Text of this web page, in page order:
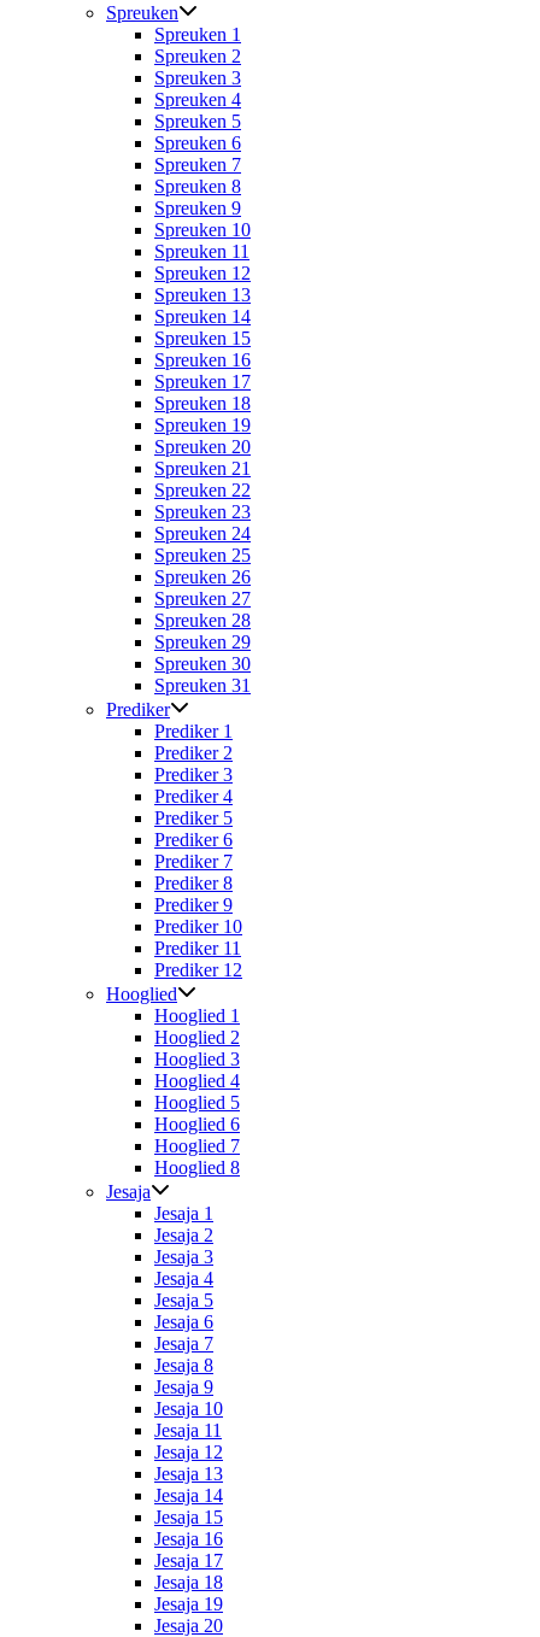
Spreuken
Spreuken 1
Spreuken 2
Spreuken 3
Spreuken 4
Spreuken 5
Spreuken 6
Spreuken 7
Spreuken 8
Spreuken 9
Spreuken 10
Spreuken 11
Spreuken 12
Spreuken 13
Spreuken 14
Spreuken 15
Spreuken 16
Spreuken 17
Spreuken 18
Spreuken 19
Spreuken 20
Spreuken 21
Spreuken 22
Spreuken 23
Spreuken 24
Spreuken 25
Spreuken 26
Spreuken 27
Spreuken 28
Spreuken 29
Spreuken 30
Spreuken 31
Prediker
Prediker 1
Prediker 2
Prediker 3
Prediker 4
Prediker 5
Prediker 6
Prediker 7
Prediker 8
Prediker 9
Prediker 10
Prediker 11
Prediker 12
Hooglied
Hooglied 1
Hooglied 2
Hooglied 3
Hooglied 4
Hooglied 5
Hooglied 6
Hooglied 7
Hooglied 8
Jesaja
Jesaja 1
Jesaja 2
Jesaja 3
Jesaja 4
Jesaja 5
Jesaja 6
Jesaja 7
Jesaja 8
Jesaja 9
Jesaja 10
Jesaja 11
Jesaja 12
Jesaja 13
Jesaja 14
Jesaja 15
Jesaja 16
Jesaja 17
Jesaja 18
Jesaja 19
Jesaja 20